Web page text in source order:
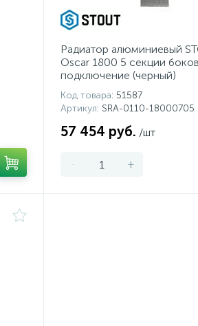
Радиатор алюминиевый
Oscar 1800 5 секции
подключение (черный)
Код товара: 51587
Артикул: SRA-0110-18000705
57 454 руб. /шт
- +